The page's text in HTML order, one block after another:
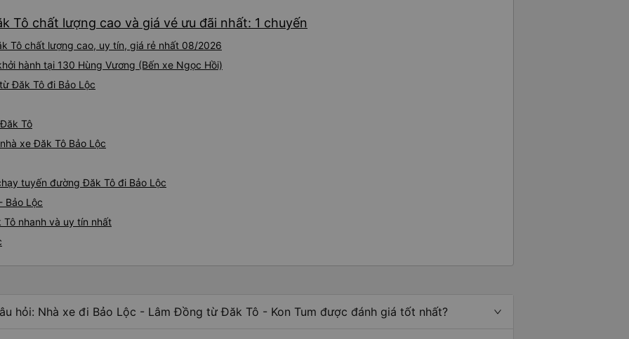
Tô chất lượng cao và giá vé ưu đãi nhất: 1 chuyến
Tô chất lượng cao, uy tín, giá rẻ nhất 08/2026
hành tại 130 Hùng Vương (Bến xe Ngọc Hồi)
Đăk Tô đi Bảo Lộc
Tô
xe Đăk Tô Bảo Lộc
tuyến đường Đăk Tô đi Bảo Lộc
Bảo Lộc
nhanh và uy tín nhất
hỏi: Nhà xe đi Bảo Lộc - Lâm Đồng từ Đăk Tô - Kon Tum được đánh giá tốt nhất?